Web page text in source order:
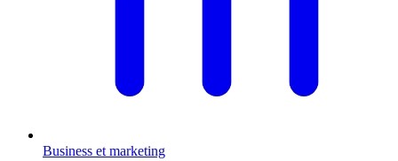
Business et marketing